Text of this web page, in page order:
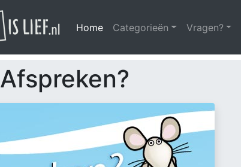
Home (huidige)
Categorieën Vragen?
Afspreken?